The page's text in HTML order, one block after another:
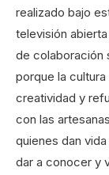
realizado bajo
televisión
de colaboración
porque la
creatividad y
con las
quienes dan
dar a conocer y